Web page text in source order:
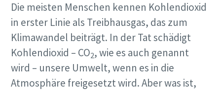
kostenlose Online-Seminare zum Thema
Druckluft
Jetzt anmelden
Energiesparen mit Kompressoren
Auf folgenden Seiten stellen wir Ihnen alle Atlas Copco
Services & Informationen zum Thema Energiesparen
bereit. Wie können wir Ihnen helfen?
Die meisten Menschen kennen Kohlendioxid
in erster Linie als Treibhausgas, das zum
Klimawandel beiträgt. In der Tat schädigt
Kohlendioxid – CO2, wie es auch genannt
wird – unsere Umwelt, wenn es in die
Atmosphäre freigesetzt wird. Aber was ist,